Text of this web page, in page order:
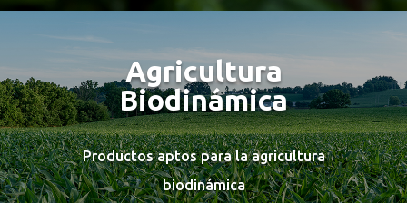
Agricultura
Biodinámica
Productos aptos para la agricultura
biodinámica